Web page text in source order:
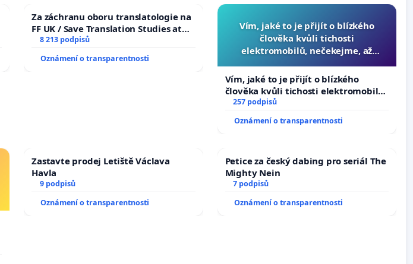
Za záchranu oboru translatologie na
FF UK / Save Translation Studies at
the Faculty of Arts, Charles
8 213 podpisů
Oznámení o transparentnosti
Vím, jaké to je přijít o blízkého
člověka kvůli tichosti
elektromobilů, nečekejme, až
auta!
Vím, jaké to je přijít o blízkého
člověka kvůli tichosti elektromobilů,
nečekejme, až přibydou další,
257 podpisů
Oznámení o transparentnosti
Zastavte prodej Letiště Václava
Havla
9 podpisů
Oznámení o transparentnosti
Petice za český dabing pro seriál The
Mighty Nein
7 podpisů
Oznámení o transparentnosti